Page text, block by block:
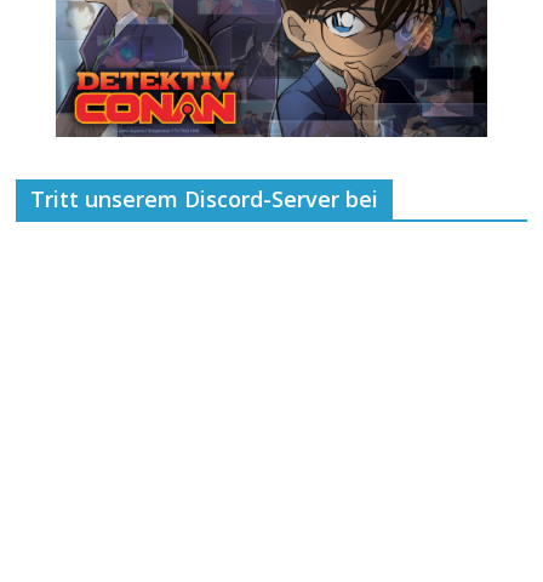
Tritt unserem Discord-Server bei